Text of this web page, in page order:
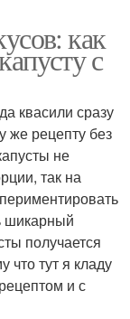
как
с
квасили сразу
же рецепту без
не
так на
шикарный
получается
тут я кладу
и с